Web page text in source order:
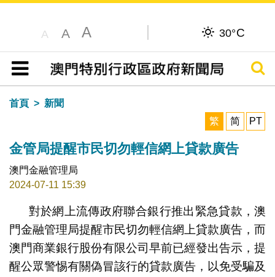
A A A 30°C
目錄
搜尋
首頁
新聞
繁
简 PT
金管局提醒市民切勿輕信網上貸款廣告
澳門金融管理局
2024-07-11 15:39
對於網上流傳政府聯合銀行推出緊急貸款，澳
門金融管理局提醒市民切勿輕信網上貸款廣告，而
澳門商業銀行股份有限公司早前已經發出告示，提
醒公眾警惕有關偽冒該行的貸款廣告，以免受騙及